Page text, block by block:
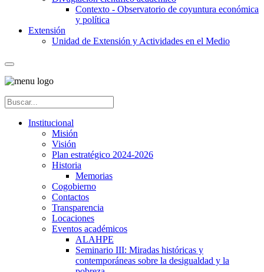
Contexto - Observatorio de coyuntura económica
y política
Extensión
Unidad de Extensión y Actividades en el Medio
Institucional
Misión
Visión
Plan estratégico 2024-2026
Historia
Memorias
Cogobierno
Contactos
Transparencia
Locaciones
Eventos académicos
ALAHPE
Seminario III: Miradas históricas y
contemporáneas sobre la desigualdad y la